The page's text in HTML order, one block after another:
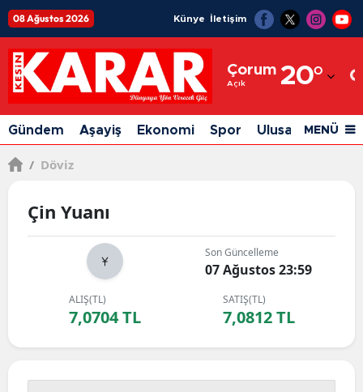
08 Ağustos 2026 Künye İletişim
Çorum
Açık 20°
Adıyaman
Afyonkarahisar
Ağrı
Antalya
Aydın
Balıkesir
Bilecik
Gündem Aşayiş Ekonomi Spor Ulusal Siyaset
MENÜ
/ Döviz
Çin Yuanı
Son Güncelleme
07 Ağustos 23:59
ALIŞ(TL)
7,0704 TL
SATIŞ(TL)
7,0812 TL